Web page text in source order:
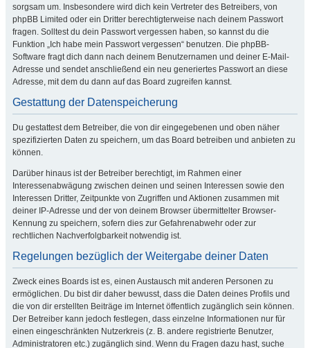
sorgsam um. Insbesondere wird dich kein Vertreter des Betreibers, von
phpBB Limited oder ein Dritter berechtigterweise nach deinem Passwort
fragen. Solltest du dein Passwort vergessen haben, so kannst du die
Funktion „Ich habe mein Passwort vergessen“ benutzen. Die phpBB-
Software fragt dich dann nach deinem Benutzernamen und deiner E-Mail-
Adresse und sendet anschließend ein neu generiertes Passwort an diese
Adresse, mit dem du dann auf das Board zugreifen kannst.
Gestattung der Datenspeicherung
Du gestattest dem Betreiber, die von dir eingegebenen und oben näher
spezifizierten Daten zu speichern, um das Board betreiben und anbieten zu
können.
Darüber hinaus ist der Betreiber berechtigt, im Rahmen einer
Interessenabwägung zwischen deinen und seinen Interessen sowie den
Interessen Dritter, Zeitpunkte von Zugriffen und Aktionen zusammen mit
deiner IP-Adresse und der von deinem Browser übermittelter Browser-
Kennung zu speichern, sofern dies zur Gefahrenabwehr oder zur
rechtlichen Nachverfolgbarkeit notwendig ist.
Regelungen bezüglich der Weitergabe deiner Daten
Zweck eines Boards ist es, einen Austausch mit anderen Personen zu
ermöglichen. Du bist dir daher bewusst, dass die Daten deines Profils und
die von dir erstellten Beiträge im Internet öffentlich zugänglich sein können.
Der Betreiber kann jedoch festlegen, dass einzelne Informationen nur für
einen eingeschränkten Nutzerkreis (z. B. andere registrierte Benutzer,
Administratoren etc.) zugänglich sind. Wenn du Fragen dazu hast, suche